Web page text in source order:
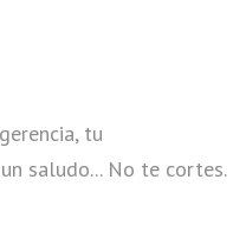
tu
saludo... No te cortes.